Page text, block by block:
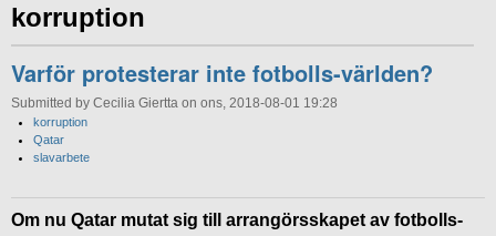
korruption
Varför protesterar inte fotbolls-världen?
Submitted by Cecilia Giertta on ons, 2018-08-01 19:28
korruption
Qatar
slavarbete
Om nu Qatar mutat sig till arrangörsskapet av fotbolls-